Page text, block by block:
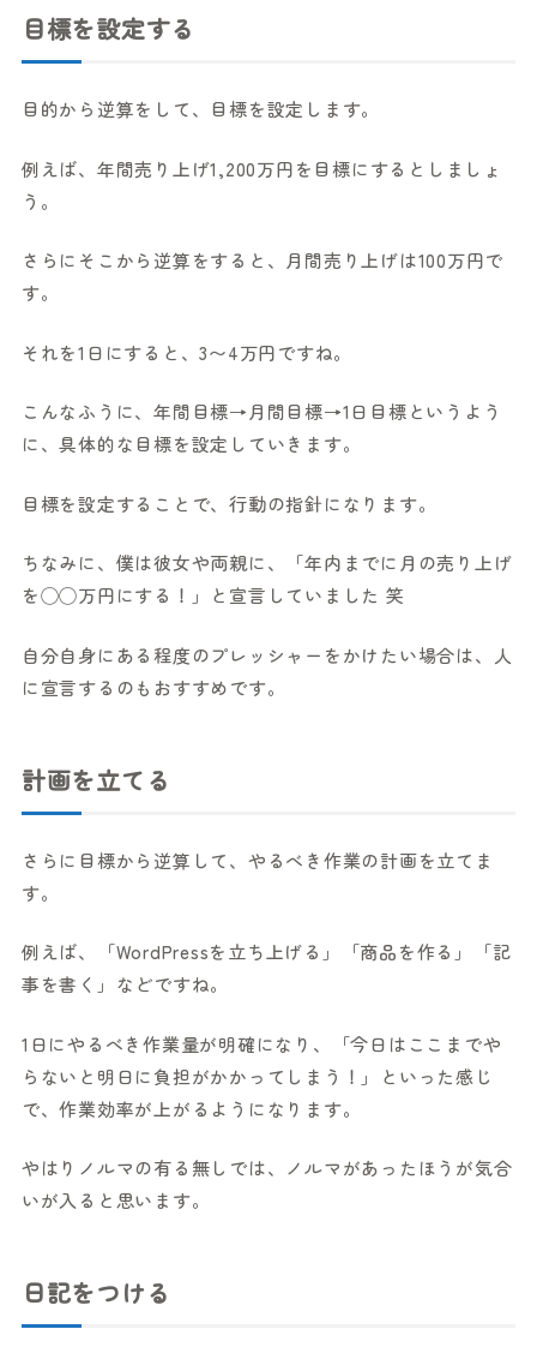
目標を設定する
目的から逆算をして、目標を設定します。
例えば、年間売り上げ1,200万円を目標にするとしましょ
う。
さらにそこから逆算をすると、月間売り上げは100万円で
す。
それを1日にすると、3〜4万円ですね。
こんなふうに、年間目標→月間目標→1日目標というよう
に、具体的な目標を設定していきます。
目標を設定することで、行動の指針になります。
ちなみに、僕は彼女や両親に、「年内までに月の売り上げ
を◯◯万円にする！」と宣言していました 笑
自分自身にある程度のプレッシャーをかけたい場合は、人
に宣言するのもおすすめです。
計画を立てる
さらに目標から逆算して、やるべき作業の計画を立てま
す。
例えば、「WordPressを立ち上げる」「商品を作る」「記
事を書く」などですね。
1日にやるべき作業量が明確になり、「今日はここまでや
らないと明日に負担がかかってしまう！」といった感じ
で、作業効率が上がるようになります。
やはりノルマの有る無しでは、ノルマがあったほうが気合
いが入ると思います。
日記をつける